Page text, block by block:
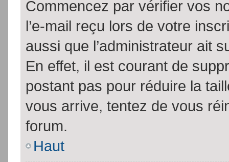
Commencez par vérifier vos
l’e-mail reçu lors de votre
aussi que l’administrateur ait
En effet, il est courant de
postant pas pour réduire la
vous arrive, tentez de vous
forum.
Haut